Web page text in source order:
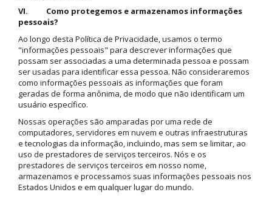
VI. Como protegemos e armazenamos informações
pessoais?
Ao longo desta Política de Privacidade, usamos o termo
"informações pessoais" para descrever informações que
possam ser associadas a uma determinada pessoa e possam
ser usadas para identificar essa pessoa. Não consideraremos
como informações pessoais as informações que foram
geradas de forma anônima, de modo que não identificam um
usuário específico.
Nossas operações são amparadas por uma rede de
computadores, servidores em nuvem e outras infraestruturas
e tecnologias da informação, incluindo, mas sem se limitar, ao
uso de prestadores de serviços terceiros. Nós e os
prestadores de serviços terceiros em nosso nome,
armazenamos e processamos suas informações pessoais nos
Estados Unidos e em qualquer lugar do mundo.